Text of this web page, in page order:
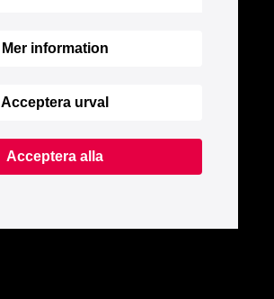
Mer information
Acceptera urval
Acceptera alla